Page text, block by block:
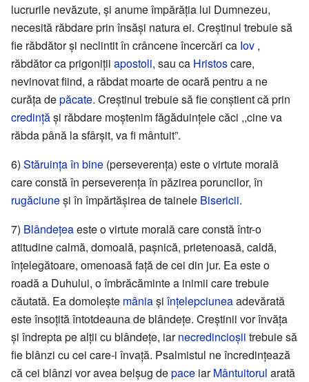
lucrurile nevăzute, și anume împărăția lui Dumnezeu,
necesită răbdare prin însăși natura ei. Creștinul trebuie să
fie răbdător și neclintit în crâncene încercări ca Iov ,
răbdător ca prigoniții apostoli, sau ca Hristoscare,
nevinovat fiind, a răbdat moarte de ocară pentru a ne
curăța depăcate. Creștinul trebuie să fie conștient că prin
credințăși răbdare moștenim făgăduințele căci ,,cine va
răbda până la sfârșit, va fi mântuit”.
6) Stăruința în bine (perseverența) este o virtute morală
care constă în perseverența în păzirea poruncilor, în
rugăciuneși în împărtășirea de tainele Bisericii.
7) Blândețeaeste o virtute morală care constă într-o
atitudine calmă, domoală, pașnică, prietenoasă, caldă,
înțelegătoare, omenoasă față de cei din jur. Ea este o
roadă a Duhului, o îmbrăcăminte a inimii care trebuie
căutată. Ea domolește mâniași înțelepciuneaadevărată
este însoțită întotdeauna de blândețe. Creștinii vor învăța
și îndrepta pe alții cu blândețe, iarnecredincioșii trebuie să
fie blânzi cu cei care-i învață. Psalmistul ne încredințează
că cei blânzi vor avea belșug depace iarMântuitorul arată